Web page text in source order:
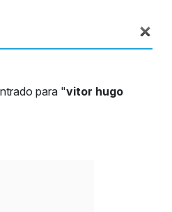
para "vitor hugo